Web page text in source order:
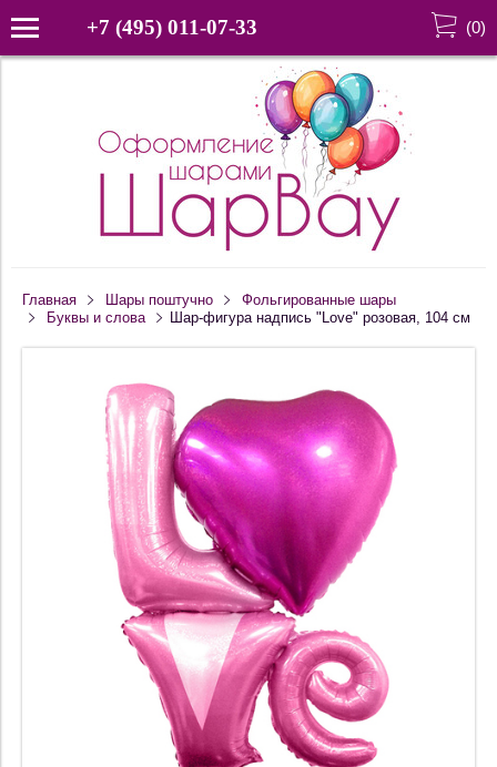
+7 (495) 011-07-33 (0)
Главная Шары поштучно
Фольгированные шары
Буквы и слова
Шар-фигура надпись "Love" розовая, 104 см